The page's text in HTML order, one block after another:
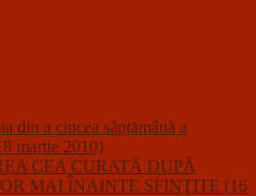
din a cincea săptămână a
martie 2010)
CEA CURATĂ DUPĂ
MAI ÎNAINTE SFINŢITE (16